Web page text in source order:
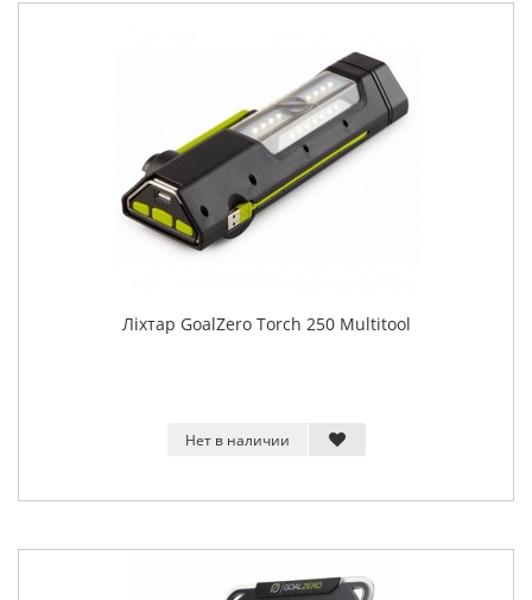
Ліхтар GoalZero Torch 250 Multitool
Нет в наличии